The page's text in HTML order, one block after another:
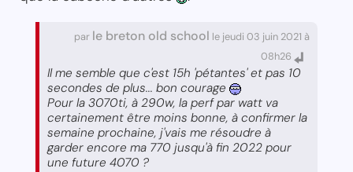
par le breton old school le jeudi 03 juin 2021 à
08h26
Il me semble que c'est 15h 'pétantes' et pas 10
secondes de plus... bon courage
Pour la 3070ti, à 290w, la perf par watt va
certainement être moins bonne, à confirmer la
semaine prochaine, j'vais me résoudre à
garder encore ma 770 jusqu'à fin 2022 pour
une future 4070 ?